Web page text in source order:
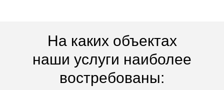
На каких объектах
наши услуги наиболее
востребованы: